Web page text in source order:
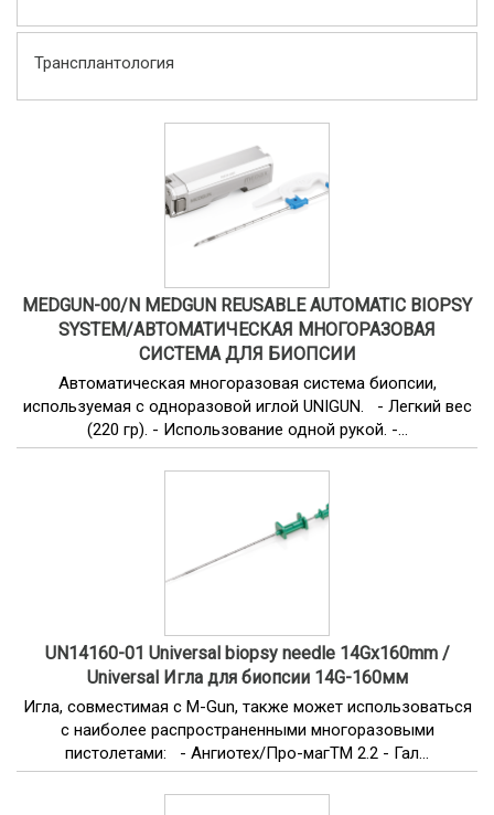
Трансплантология
MEDGUN-00/N MEDGUN REUSABLE AUTOMATIC BIOPSY
SYSTEM/АВТОМАТИЧЕСКАЯ МНОГОРАЗОВАЯ
СИСТЕМА ДЛЯ БИОПСИИ
Автоматическая многоразовая система биопсии,
используемая с одноразовой иглой UNIGUN. - Легкий вес
(220 гр). - Использование одной рукой. -...
UN14160-01 Universal biopsy needle 14Gx160mm /
Universal Игла для биопсии 14G-160мм
Игла, совместимая с M-Gun, также может использоваться
с наиболее распространенными многоразовыми
пистолетами: - Ангиотех/Про-магТМ 2.2 - Гал...